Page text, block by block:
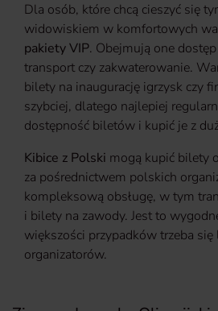
Dla osób, które chcą cieszyć się
widowiskiem w komfortowych
pakiety VIP. Obejmują one
transport czy zakwaterowanie.
bilety na inaugurację igrzysk czy
szybciej, dlatego najlepiej
dostępność biletów i kupić je z
Kibice z Polski mogą kupić bilety
za pośrednictwem polskich
kompleksową obsługę, w tym
i bilety na zawody. Jest to
większości przypadków trzeba
organizatorów.